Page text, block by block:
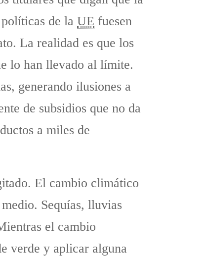
de la UE fuesen
La realidad es que los
lo han llevado al límite.
generando ilusiones a
de subsidios que no da
a miles de
El cambio climático
Sequías, lluvias
el cambio
verde y aplicar alguna